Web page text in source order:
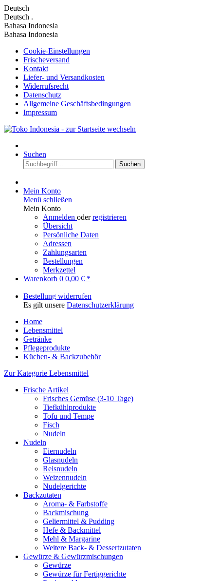
Deutsch
Deutsch .
Bahasa Indonesia
Bahasa Indonesia
Cookie-Einstellungen
Frischeversand
Kontakt
Liefer- und Versandkosten
Widerrufsrecht
Datenschutz
Allgemeine Geschäftsbedingungen
Impressum
Suchen
Suchen
Mein Konto
Menü schließen
Mein Konto
Anmelden oderregistrieren
Übersicht
Persönliche Daten
Adressen
Zahlungsarten
Bestellungen
Merkzettel
Warenkorb 0 0,00 € *
Bestellung widerrufen
Es gilt unsere Datenschutzerklärung
Home
Lebensmittel
Getränke
Pflegeprodukte
Küchen- & Backzubehör
Zur Kategorie Lebensmittel
Frische Artikel
Frisches Gemüse (3-10 Tage)
Tiefkühlprodukte
Tofu und Tempe
Fisch
Nudeln
Nudeln
Eiernudeln
Glasnudeln
Reisnudeln
Weizennudeln
Nudelgerichte
Backzutaten
Aroma- & Farbstoffe
Backmischung
Geliermittel & Pudding
Hefe & Backmittel
Mehl & Margarine
Weitere Back- & Dessertzutaten
Gewürze & Gewürzmischungen
Gewürze
Gewürze für Fertiggerichte